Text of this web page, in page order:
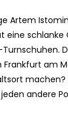
Artem
eine schlanke
am
machen?
andere